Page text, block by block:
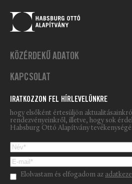
KÖZÉRDEKŰ ADATOK
KAPCSOLAT
IRATKOZZON FEL HÍRLEVELÜNKRE
hogy elsőként értesüljön
rendezvényeinkről, illetve, hogy sok
Habsburg Ottó Alapítvány
Please leave this field empty.
Elolvastam és elfogadom az